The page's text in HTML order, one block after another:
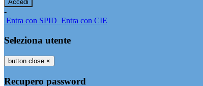
-
Entra con SPID Entra con CIE
Seleziona utente
button close ×
Recupero password